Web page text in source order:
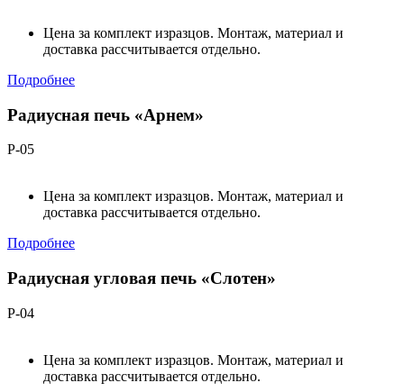
Цена за комплект изразцов. Монтаж, материал и
доставка рассчитывается отдельно.
Подробнее
Радиусная печь «Арнем»
Р-05
Цена за комплект изразцов. Монтаж, материал и
доставка рассчитывается отдельно.
Подробнее
Радиусная угловая печь «Слотен»
Р-04
Цена за комплект изразцов. Монтаж, материал и
доставка рассчитывается отдельно.